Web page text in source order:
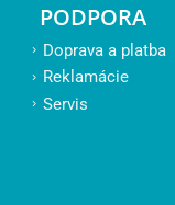
PODPORA
Doprava a platba
Reklamácie
Servis